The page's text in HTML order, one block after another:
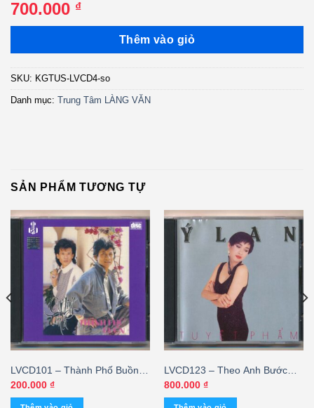
700.000 ₫
Thêm vào giỏ
SKU: KGTUS-LVCD4-so
Danh mục: Trung Tâm LÀNG VĂN
SẢN PHẨM TƯƠNG TỰ
LVCD101 – Thành Phố Buồn –
Chế Linh – Tuấn Vũ
200.000 ₫
LVCD123 – Theo Anh Bước
Xuống Cơn Đau – Ý Lan
(Prodisc) KGMG
800.000 ₫